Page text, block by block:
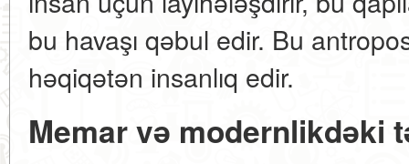
bu havaşı qəbul edir. Bu
həqiqətən insanlıq edir.
Memar və modernlikdəki